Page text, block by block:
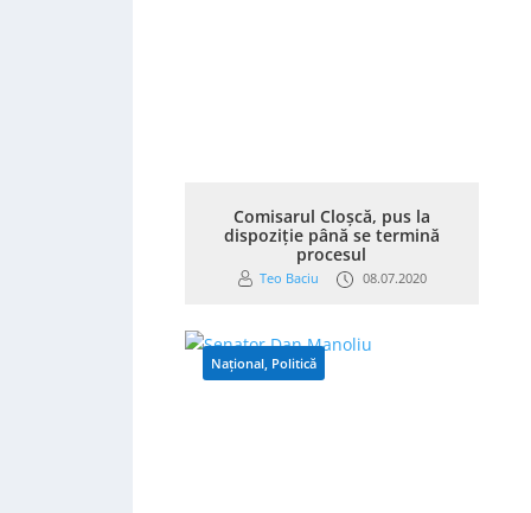
Comisarul Cloșcă, pus la
dispoziție până se termină
procesul
Teo Baciu 08.07.2020
Național, Politică